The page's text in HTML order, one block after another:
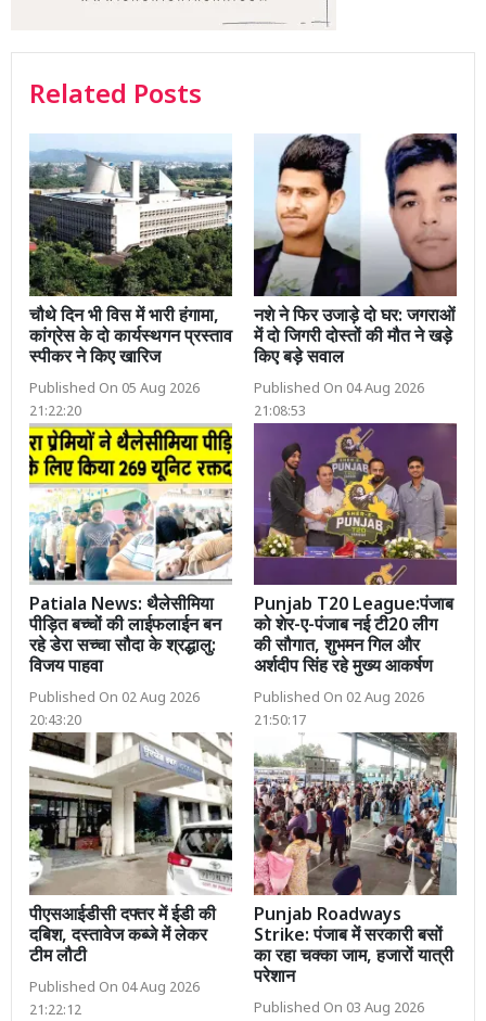
Related Posts
चौथे दिन भी विस में भारी हंगामा,
कांग्रेस के दो कार्यस्थगन प्रस्ताव
स्पीकर ने किए खारिज
Published On 05 Aug 2026
21:22:20
नशे ने फिर उजाड़े दो घर: जगराओं
में दो जिगरी दोस्तों की मौत ने खड़े
किए बड़े सवाल
Published On 04 Aug 2026
21:08:53
Patiala News: थैलेसीमिया
पीड़ित बच्चों की लाईफलाईन बन
रहे डेरा सच्चा सौदा के श्रद्धालु:
विजय पाहवा
Published On 02 Aug 2026
20:43:20
Punjab T20 League:पंजाब
को शेर-ए-पंजाब नई टी20 लीग
की सौगात, शुभमन गिल और
अर्शदीप सिंह रहे मुख्य आकर्षण
Published On 02 Aug 2026
21:50:17
पीएसआईडीसी दफ्तर में ईडी की
दबिश, दस्तावेज कब्जे में लेकर
टीम लौटी
Published On 04 Aug 2026
21:22:12
Punjab Roadways
Strike: पंजाब में सरकारी बसों
का रहा चक्का जाम, हजारों यात्री
परेशान
Published On 03 Aug 2026